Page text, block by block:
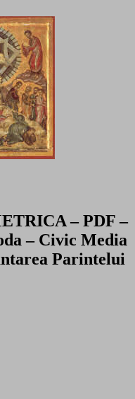
– PDF –
– Civic Media
Parintelui